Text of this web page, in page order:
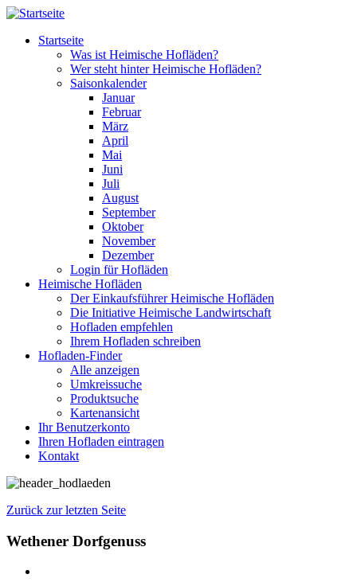
Direkt zum Inhalt
Startseite
Was ist Heimische Hofläden?
Wer steht hinter Heimische Hofläden?
Saisonkalender
Januar
Februar
März
April
Mai
Juni
Juli
August
September
Oktober
November
Dezember
Login für Hofläden
Heimische Hofläden
Der Einkaufsführer Heimische Hofläden
Die Initiative Heimische Landwirtschaft
Hofladen empfehlen
Ihrem Hofladen schreiben
Hofladen-Finder
Alle anzeigen
Umkreissuche
Produktsuche
Kartenansicht
Ihr Benutzerkonto
Ihren Hofladen eintragen
Kontakt
Zurück zur letzten Seite
Wethener Dorfgenuss